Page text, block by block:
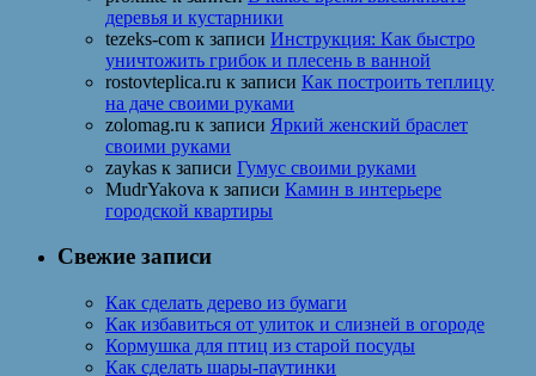
деревья и кустарники
tezeks-com к записи Инструкция: Как быстро
уничтожить грибок и плесень в ванной
rostovteplica.ru к записи Как построить теплицу
на даче своими руками
zolomag.ru к записи Яркий женский браслет
своими руками
zaykas к записи Гумус своими руками
MudrYakova к записи Камин в интерьере
городской квартиры
Свежие записи
Как сделать дерево из бумаги
Как избавиться от улиток и слизней в огороде
Кормушка для птиц из старой посуды
Как сделать шары-паутинки